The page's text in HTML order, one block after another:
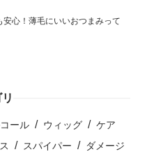
安心！薄毛にいいおつまみって
ール ウィッグ
ケア
スパイパー
ダメージ